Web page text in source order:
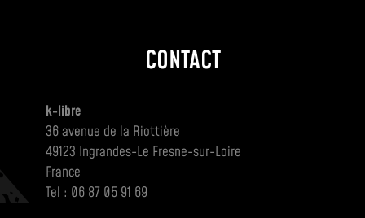
CONTACT
k-libre
36 avenue de la Riottière
49123 Ingrandes-Le Fresne-sur-Loire
France
Tel : 06 87 05 91 69